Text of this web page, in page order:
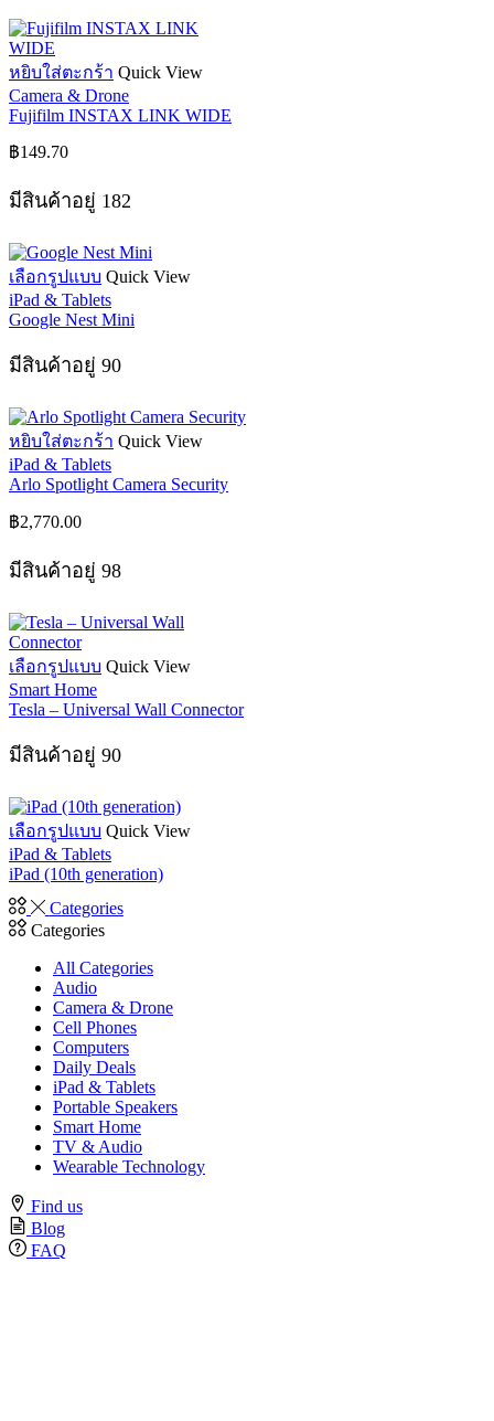
chosen
on
product
page
หยิบใส่ตะกร้า Quick View
Camera & Drone
Fujifilm INSTAX LINK WIDE
฿149.70
มีสินค้าอยู่ 182
เลือกรูปแบบ This
product
has
multiple
The
may
be
chosen
on
the
Quick View
iPad & Tablets
Google Nest Mini
มีสินค้าอยู่ 90
หยิบใส่ตะกร้า Quick View
iPad & Tablets
Arlo Spotlight Camera Security
฿2,770.00
มีสินค้าอยู่ 98
เลือกรูปแบบ This
product
has
multiple
The
may
be
chosen
on
the
product
page
Quick View
Smart Home
Tesla – Universal Wall Connector
มีสินค้าอยู่ 90
เลือกรูปแบบ This
product
has
multiple
variants.
may
chosen
on
the
product
page
Quick View
iPad & Tablets
iPad (10th generation)
Categories
Categories
All Categories
Audio
Camera & Drone
Cell Phones
Computers
Daily Deals
iPad & Tablets
Portable Speakers
Smart Home
TV & Audio
Wearable Technology
Find us
Blog
FAQ